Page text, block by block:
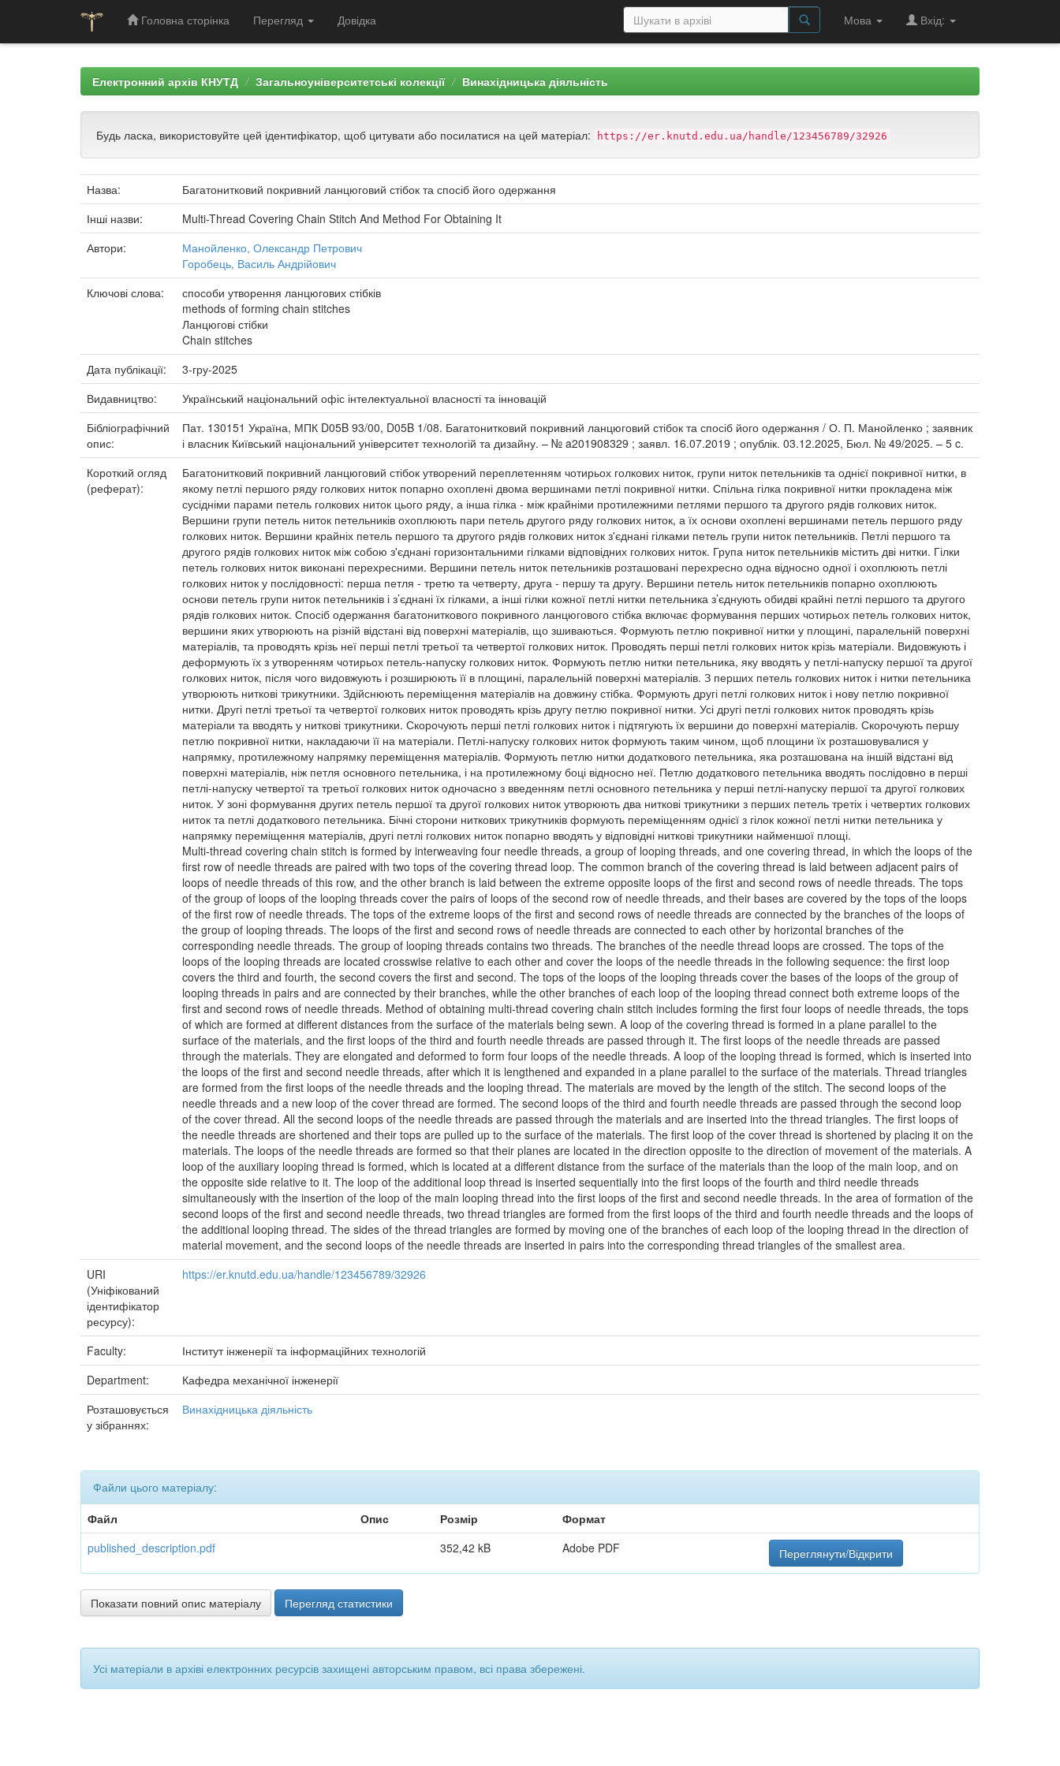
Головна сторінка Перегляд Довідка Мова Вхід:
Електронний архів КНУТД Загальноуніверситетські колекції Винахідницька діяльність
Будь ласка, використовуйте цей ідентифікатор, щоб цитувати або посилатися на цей матеріал: https://er.knutd.edu.ua/handle/123456789/32926
Назва:
Багатонитковий покривний ланцюговий стібок та спосіб його одержання
Інші назви:
Multi-Thread Covering Chain Stitch And Method For Obtaining It
Автори:
Манойленко, Олександр Петрович
Горобець, Василь Андрійович
Ключові слова:
способи утворення ланцюгових стібків
methods of forming chain stitches
Ланцюгові стібки
Chain stitches
Дата публікації:
3-гру-2025
Видавництво:
Український національний офіс інтелектуальної власності та інновацій
Бібліографічний
опис:
Пат. 130151 Україна, МПК D05B 93/00, D05B 1/08. Багатонитковий покривний ланцюговий стібок та спосіб його одержання / О. П. Манойленко ; заявник
і власник Київський національний університет технологій та дизайну. – № a201908329 ; заявл. 16.07.2019 ; опублік. 03.12.2025, Бюл. № 49/2025. – 5 c.
Короткий огляд
(реферат):
Багатонитковий покривний ланцюговий стібок утворений переплетенням чотирьох голкових ниток, групи ниток петельників та однієї покривної нитки, в
якому петлі першого ряду голкових ниток попарно охоплені двома вершинами петлі покривної нитки. Спільна гілка покривної нитки прокладена між
сусідніми парами петель голкових ниток цього ряду, а інша гілка - між крайніми протилежними петлями першого та другого рядів голкових ниток.
Вершини групи петель ниток петельників охоплюють пари петель другого ряду голкових ниток, а їх основи охоплені вершинами петель першого ряду
голкових ниток. Вершини крайніх петель першого та другого рядів голкових ниток з'єднані гілками петель групи ниток петельників. Петлі першого та
другого рядів голкових ниток між собою з'єднані горизонтальними гілками відповідних голкових ниток. Група ниток петельників містить дві нитки. Гілки
петель голкових ниток виконані перехресними. Вершини петель ниток петельників розташовані перехресно одна відносно одної і охоплюють петлі
голкових ниток у послідовності: перша петля - третю та четверту, друга - першу та другу. Вершини петель ниток петельників попарно охоплюють
основи петель групи ниток петельників і з’єднані їх гілками, а інші гілки кожної петлі нитки петельника з’єднують обидві крайні петлі першого та другого
рядів голкових ниток. Спосіб одержання багатониткового покривного ланцюгового стібка включає формування перших чотирьох петель голкових ниток,
вершини яких утворюють на різній відстані від поверхні матеріалів, що зшиваються. Формують петлю покривної нитки у площині, паралельній поверхні
матеріалів, та проводять крізь неї перші петлі третьої та четвертої голкових ниток. Проводять перші петлі голкових ниток крізь матеріали. Видовжують і
деформують їх з утворенням чотирьох петель-напуску голкових ниток. Формують петлю нитки петельника, яку вводять у петлі-напуску першої та другої
голкових ниток, після чого видовжують і розширюють її в площині, паралельній поверхні матеріалів. З перших петель голкових ниток і нитки петельника
утворюють ниткові трикутники. Здійснюють переміщення матеріалів на довжину стібка. Формують другі петлі голкових ниток і нову петлю покривної
нитки. Другі петлі третьої та четвертої голкових ниток проводять крізь другу петлю покривної нитки. Усі другі петлі голкових ниток проводять крізь
матеріали та вводять у ниткові трикутники. Скорочують перші петлі голкових ниток і підтягують їх вершини до поверхні матеріалів. Скорочують першу
петлю покривної нитки, накладаючи її на матеріали. Петлі-напуску голкових ниток формують таким чином, щоб площини їх розташовувалися у
напрямку, протилежному напрямку переміщення матеріалів. Формують петлю нитки додаткового петельника, яка розташована на іншій відстані від
поверхні матеріалів, ніж петля основного петельника, і на протилежному боці відносно неї. Петлю додаткового петельника вводять послідовно в перші
петлі-напуску четвертої та третьої голкових ниток одночасно з введенням петлі основного петельника у перші петлі-напуску першої та другої голкових
ниток. У зоні формування других петель першої та другої голкових ниток утворюють два ниткові трикутники з перших петель третіх і четвертих голкових
ниток та петлі додаткового петельника. Бічні сторони ниткових трикутників формують переміщенням однієї з гілок кожної петлі нитки петельника у
напрямку переміщення матеріалів, другі петлі голкових ниток попарно вводять у відповідні ниткові трикутники найменшої площі.
Multi-thread covering chain stitch is formed by interweaving four needle threads, a group of looping threads, and one covering thread, in which the loops of the
first row of needle threads are paired with two tops of the covering thread loop. The common branch of the covering thread is laid between adjacent pairs of
loops of needle threads of this row, and the other branch is laid between the extreme opposite loops of the first and second rows of needle threads. The tops
of the group of loops of the looping threads cover the pairs of loops of the second row of needle threads, and their bases are covered by the tops of the loops
of the first row of needle threads. The tops of the extreme loops of the first and second rows of needle threads are connected by the branches of the loops of
the group of looping threads. The loops of the first and second rows of needle threads are connected to each other by horizontal branches of the
corresponding needle threads. The group of looping threads contains two threads. The branches of the needle thread loops are crossed. The tops of the
loops of the looping threads are located crosswise relative to each other and cover the loops of the needle threads in the following sequence: the first loop
covers the third and fourth, the second covers the first and second. The tops of the loops of the looping threads cover the bases of the loops of the group of
looping threads in pairs and are connected by their branches, while the other branches of each loop of the looping thread connect both extreme loops of the
first and second rows of needle threads. Method of obtaining multi-thread covering chain stitch includes forming the first four loops of needle threads, the tops
of which are formed at different distances from the surface of the materials being sewn. A loop of the covering thread is formed in a plane parallel to the
surface of the materials, and the first loops of the third and fourth needle threads are passed through it. The first loops of the needle threads are passed
through the materials. They are elongated and deformed to form four loops of the needle threads. A loop of the looping thread is formed, which is inserted into
the loops of the first and second needle threads, after which it is lengthened and expanded in a plane parallel to the surface of the materials. Thread triangles
are formed from the first loops of the needle threads and the looping thread. The materials are moved by the length of the stitch. The second loops of the
needle threads and a new loop of the cover thread are formed. The second loops of the third and fourth needle threads are passed through the second loop
of the cover thread. All the second loops of the needle threads are passed through the materials and are inserted into the thread triangles. The first loops of
the needle threads are shortened and their tops are pulled up to the surface of the materials. The first loop of the cover thread is shortened by placing it on the
materials. The loops of the needle threads are formed so that their planes are located in the direction opposite to the direction of movement of the materials. A
loop of the auxiliary looping thread is formed, which is located at a different distance from the surface of the materials than the loop of the main loop, and on
the opposite side relative to it. The loop of the additional loop thread is inserted sequentially into the first loops of the fourth and third needle threads
simultaneously with the insertion of the loop of the main looping thread into the first loops of the first and second needle threads. In the area of formation of the
second loops of the first and second needle threads, two thread triangles are formed from the first loops of the third and fourth needle threads and the loops of
the additional looping thread. The sides of the thread triangles are formed by moving one of the branches of each loop of the looping thread in the direction of
material movement, and the second loops of the needle threads are inserted in pairs into the corresponding thread triangles of the smallest area.
URI
(Уніфікований
ідентифікатор
ресурсу):
https://er.knutd.edu.ua/handle/123456789/32926
Faculty:
Інститут інженерії та інформаційних технологій
Department:
Кафедра механічної інженерії
Розташовується
у зібраннях:
Винахідницька діяльність
Файли цього матеріалу:
Файл
Опис Розмір
Формат
published_description.pdf
352,42 kB Adobe PDF Переглянути/Відкрити
Показати повний опис матеріалу Перегляд статистики
Усі матеріали в архіві електронних ресурсів захищені авторським правом, всі права збережені.